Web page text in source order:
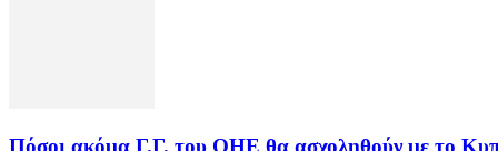
Πόσοι ακόμα Γ.Γ. του ΟΗΕ θα ασχοληθούν με το